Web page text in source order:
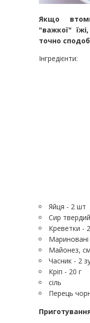
Якщо
"важкої"
точно
Інгредієнти:
Яйця - 2 шт
Сир
Креветки -
Мариновані
Майонез,
Часник - 2
Кріп - 20 г
сіль
Перець